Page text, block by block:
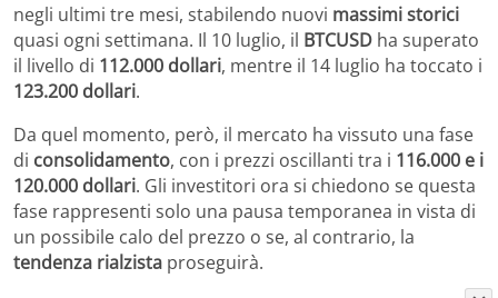
negli ultimi tre mesi, stabilendo nuovi massimi storici
quasi ogni settimana. Il 10 luglio, il BTCUSD ha superato
il livello di 112.000 dollari, mentre il 14 luglio ha toccato i
123.200 dollari.
Da quel momento, però, il mercato ha vissuto una fase
di consolidamento, con i prezzi oscillanti tra i 116.000 e i
120.000 dollari. Gli investitori ora si chiedono se questa
fase rappresenti solo una pausa temporanea in vista di
un possibile calo del prezzo o se, al contrario, la
tendenza rialzista proseguirà.